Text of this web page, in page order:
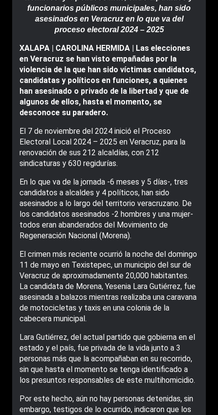
funcionarios públicos municipales, han sido
asesinados en Veracruz en lo que va del
proceso electoral 2024 – 2025
XALAPA | CAROLINA HERMIDA | Las elecciones
en Veracruz se han visto empañadas por la
violencia de la que han sido víctimas candidatos,
candidatas y políticos en funciones, a quienes
han asesinado o privado de la libertad y que de
algunos de ellos, hasta el momento, se
desconoce su paradero.
El 7 de noviembre del 2024 inició el Proceso
Electoral Local 2024 – 2025 en Veracruz, para la
renovación de sus 212 alcaldías, con 212
sindicaturas y 630 regidurías.
En lo que va de la jornada -6 meses y 5 días-, tres
candidatos a alcaldes y 4 políticos, han sido
asesinados a lo largo del territorio veracruzano. De
los candidatos asesinados -2 hombres y una mujer-
todos eran abanderados del Movimiento de
Regeneración Nacional (Morena).
El crimen más reciente ocurrió la noche del domingo
11 de mayo en Texistepec, un municipio del sur de
Veracruz de aproximadamente 20,000 habitantes.
La candidata de Morena, Yesenia Lara Gutiérrez, fue
asesinada a balazos mientras realizaba una caravana
de motocicletas y taxis en una colonia de la
cabecera municipal.
Lara Gutiérrez, del actual partido que gobierna en el
estado y el país, fue privada de la vida junto a 3
personas más que la acompañaban en su recorrido,
sin que hasta el momento se tenga identificado a
los presuntos responsables de este multihomicidio.
Por este hecho, aún no hay personas detenidas, sin
embargo, testigos de lo ocurrido, indicaron que los